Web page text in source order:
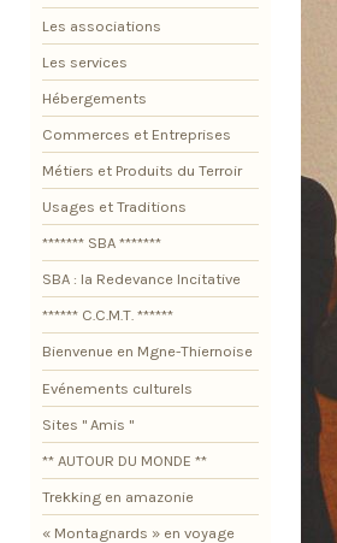
Les associations
Les services
Hébergements
Commerces et Entreprises
Métiers et Produits du Terroir
Usages et Traditions
******* SBA *******
SBA : la Redevance Incitative
****** C.C.M.T. ******
Bienvenue en Mgne-Thiernoise
Evénements culturels
Sites " Amis "
** AUTOUR DU MONDE **
Trekking en amazonie
« Montagnards » en voyage